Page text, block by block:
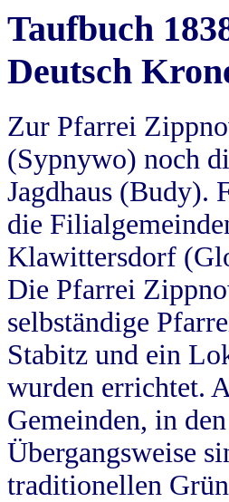
Taufbuch
Deutsch
Zur Pfarrei
(Sypnywo) noch
Jagdhaus (Budy).
die
Klawittersdorf
Die Pfarrei
selbständige
Stabitz und ein
wurden errichtet.
Gemeinden, in
Übergangsweise
traditionellen